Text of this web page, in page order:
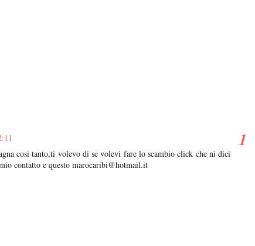
cosi tanto,ti volevo di se volevi fare lo scambio click che ni dici
contatto e questo marocaribi@hotmail.it